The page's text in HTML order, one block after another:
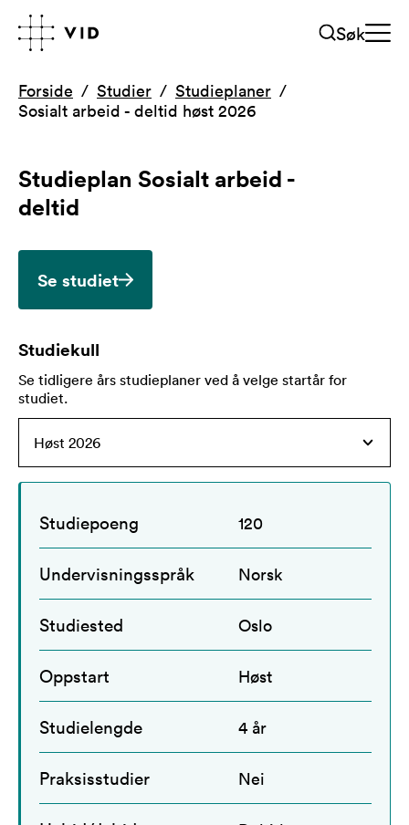
Søk
Forside Studier
Studieplaner
Sosialt arbeid - deltid høst 2026
Studieplan Sosialt arbeid -
deltid
Se studiet
Studiekull
Se tidligere års studieplaner ved å velge startår for
studiet.
Studiepoeng 120
Undervisningsspråk Norsk
Studiested Oslo
Oppstart Høst
Studielengde 4 år
Praksisstudier Nei